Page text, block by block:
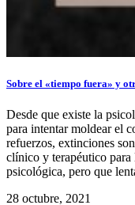
Sobre el «tiempo fuera» y
Desde que existe la
para intentar moldear el
refuerzos, extinciones
clínico y terapéutico para
psicológica, pero que
28 octubre, 2021